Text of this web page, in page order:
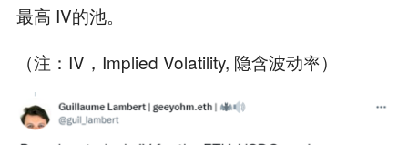
最高 IV的池。
（注：IV，Implied Volatility, 隐含波动率）